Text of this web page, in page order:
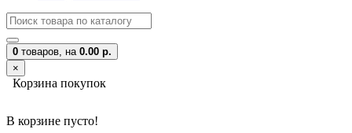
0 товаров, на 0.00 р.
×
Корзина покупок
В корзине пусто!